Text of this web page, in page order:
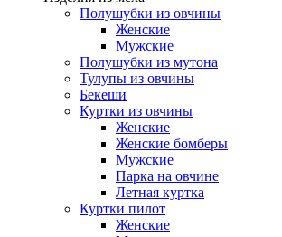
Полушубки из овчины
Женские
Мужские
Полушубки из мутона
Тулупы из овчины
Бекеши
Куртки из овчины
Женские
Женские бомберы
Мужские
Парка на овчине
Летная куртка
Куртки пилот
Женские